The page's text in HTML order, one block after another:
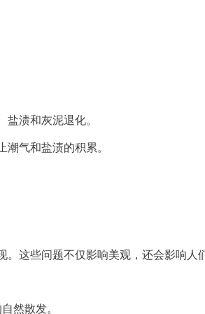
盐渍和灰泥退化。
气和盐渍的积累。
。这些问题不仅影响美观，还会影响人
然散发。